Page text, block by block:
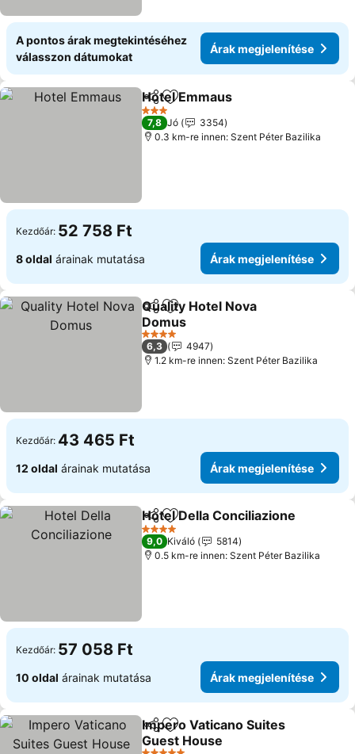
A pontos árak megtekintéséhez
válasszon dátumokat
Árak megjelenítése
Megosztás
Hozzáadás a kedvencekhez
Hotel Emmaus
3 Kategória
7,8 Jó
3354
0.3 km-re innen: Szent Péter Bazilika
Kezdőár: 52 758 Ft
8 oldal árainak mutatása Árak megjelenítése
Megosztás
Hozzáadás a kedvencekhez
Quality Hotel Nova
Domus
4 Kategória
6,3
4947
1.2 km-re innen: Szent Péter Bazilika
Kezdőár: 43 465 Ft
12 oldal árainak mutatása Árak megjelenítése
Megosztás
Hozzáadás a kedvencekhez
Hotel Della Conciliazione
4 Kategória
9,0 Kiváló
5814
0.5 km-re innen: Szent Péter Bazilika
Kezdőár: 57 058 Ft
10 oldal árainak mutatása Árak megjelenítése
Megosztás
Hozzáadás a kedvencekhez
Impero Vaticano Suites
Guest House